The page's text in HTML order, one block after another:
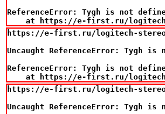
ReferenceError: Tygh is not
at https://e-first.ru/
https://e-first.ru/logitech-stereo-
Uncaught ReferenceError: Tygh is
ReferenceError: Tygh is not
at https://e-first.ru/
https://e-first.ru/logitech-stereo-
Uncaught ReferenceError: Tygh is